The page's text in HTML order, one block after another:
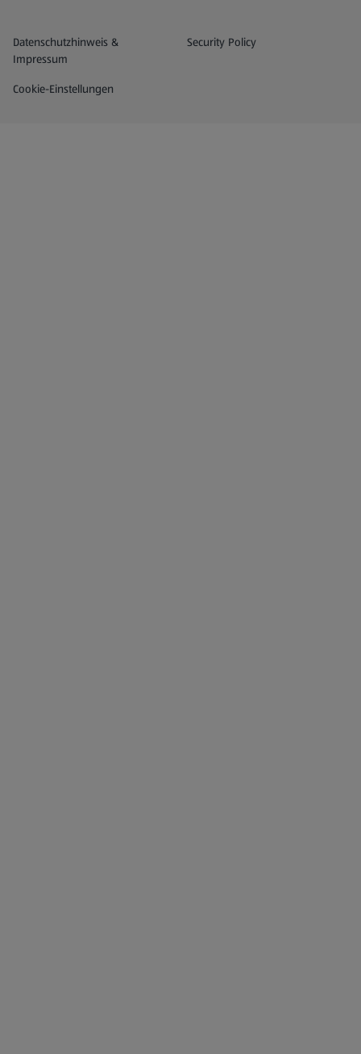
Datenschutz- und Richtlinienmenü
Datenschutzhinweis &
Impressum
Security Policy
(öffnet in einem neuen Tab)
Cookie-Einstellungen